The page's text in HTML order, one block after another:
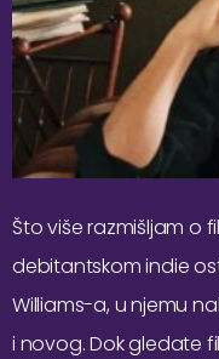
Što više razmišljam o
debitantskom indie
Williams-a, u njemu
i novog. Dok gledate